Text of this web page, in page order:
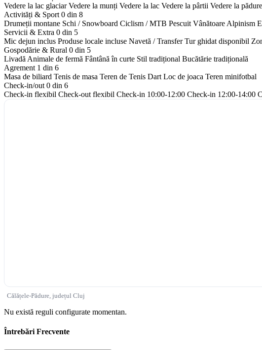
Vedere la lac glaciar Vedere la munți Vedere la lac Vedere la pârtii Vedere la pădure
Activități & Sport 0 din 8
Drumeții montane Schi / Snowboard Ciclism / MTB Pescuit Vânătoare Alpinism
Servicii & Extra 0 din 5
Mic dejun inclus Produse locale incluse Navetă / Transfer Tur ghidat disponibil
Gospodărie & Rural 0 din 5
Livadă Animale de fermă Fântână în curte Stil tradițional Bucătărie tradițională
Agrement 1 din 6
Masa de biliard Tenis de masa Teren de Tenis Dart Loc de joaca Teren minifotbal
Check-in/out 0 din 6
Check-in flexibil Check-out flexibil Check-in 10:00-12:00 Check-in 12:00-14:00
Călățele-Pădure, județul Cluj
Nu există reguli configurate momentan.
Întrebări Frecvente